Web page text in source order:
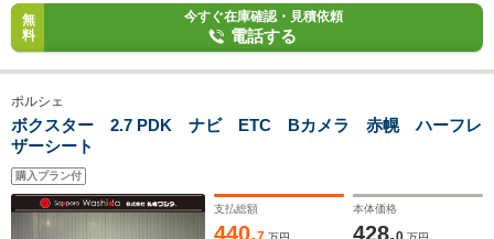
無
料
今すぐ在庫確認・見積依頼
電話する
ポルシェ
ボクスター 2.7 PDK ナビ ETC Bカメラ 赤幌 ハーフレ
ザーシート
購入プラン付
支払総額
440.
本体価格
428.